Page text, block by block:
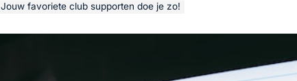
Jouw favoriete club supporten doe je zo!